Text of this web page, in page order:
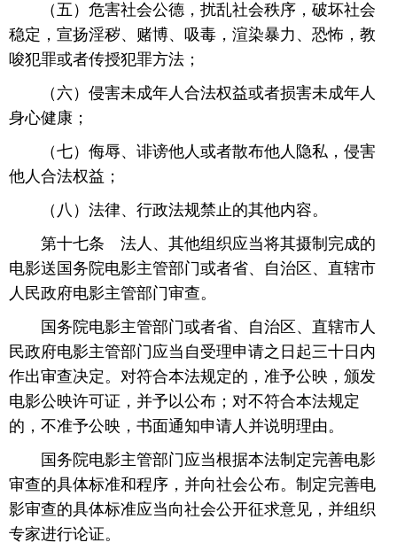
（五）危害社会公德，扰乱社会秩序，破坏社会
稳定，宣扬淫秽、赌博、吸毒，渲染暴力、恐怖，教
唆犯罪或者传授犯罪方法；
（六）侵害未成年人合法权益或者损害未成年人
身心健康；
（七）侮辱、诽谤他人或者散布他人隐私，侵害
他人合法权益；
（八）法律、行政法规禁止的其他内容。
第十七条 法人、其他组织应当将其摄制完成的
电影送国务院电影主管部门或者省、自治区、直辖市
人民政府电影主管部门审查。
国务院电影主管部门或者省、自治区、直辖市人
民政府电影主管部门应当自受理申请之日起三十日内
作出审查决定。对符合本法规定的，准予公映，颁发
电影公映许可证，并予以公布；对不符合本法规定
的，不准予公映，书面通知申请人并说明理由。
国务院电影主管部门应当根据本法制定完善电影
审查的具体标准和程序，并向社会公布。制定完善电
影审查的具体标准应当向社会公开征求意见，并组织
专家进行论证。